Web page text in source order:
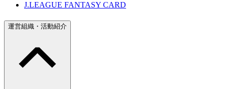
J.LEAGUE FANTASY CARD
運営組織・活動紹介